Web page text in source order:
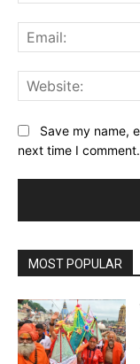
Save my name,
next time I comment.
MOST POPULAR